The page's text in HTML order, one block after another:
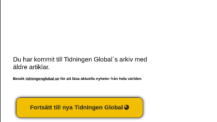
Åkermarker sväljer allt större ytor
Du har kommit till Tidningen Global´s arkiv med
äldre artiklar.
Besök tidningenglobal.se för att läsa aktuella nyheter från hela världen.
Fortsätt till nya Tidningen Global